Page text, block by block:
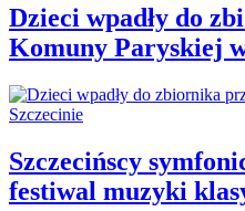
Dzieci wpadły do
Komuny Paryskiej
Szczecińscy
festiwal muzyki